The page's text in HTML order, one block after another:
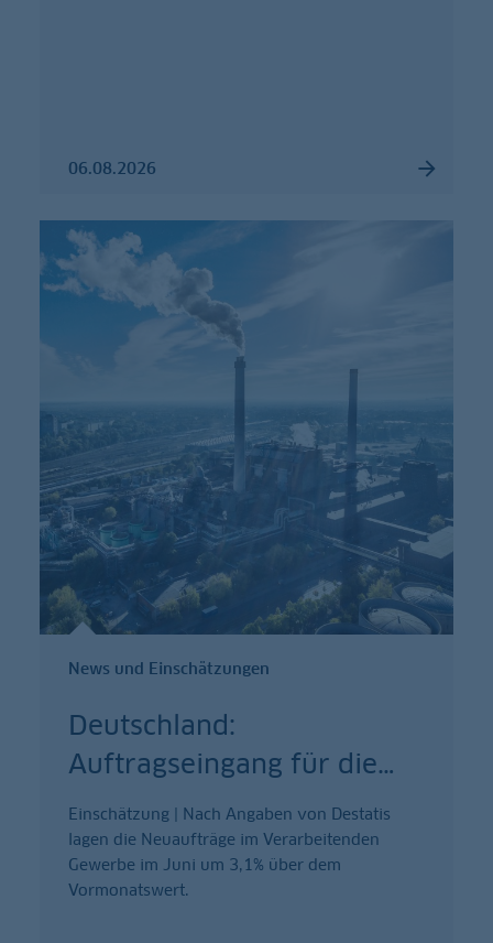
06.08.2026
News und Einschätzungen
Deutschland:
Auftragseingang für die…
Einschätzung | Nach Angaben von Destatis
lagen die Neuaufträge im Verarbeitenden
Gewerbe im Juni um 3,1% über dem
Vormonatswert.